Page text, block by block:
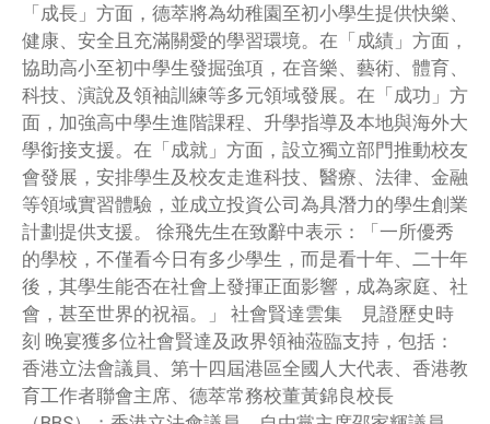
「成長」方面，德萃將為幼稚園至初小學生提供快樂、
健康、安全且充滿關愛的學習環境。在「成績」方面，
協助高小至初中學生發掘強項，在音樂、藝術、體育、
科技、演說及領袖訓練等多元領域發展。在「成功」方
面，加強高中學生進階課程、升學指導及本地與海外大
學銜接支援。在「成就」方面，設立獨立部門推動校友
會發展，安排學生及校友走進科技、醫療、法律、金融
等領域實習體驗，並成立投資公司為具潛力的學生創業
計劃提供支援。 徐飛先生在致辭中表示：「一所優秀
的學校，不僅看今日有多少學生，而是看十年、二十年
後，其學生能否在社會上發揮正面影響，成為家庭、社
會，甚至世界的祝福。」 社會賢達雲集 見證歷史時
刻 晚宴獲多位社會賢達及政界領袖蒞臨支持，包括：
香港立法會議員、第十四屆港區全國人大代表、香港教
育工作者聯會主席、德萃常務校董黃錦良校長